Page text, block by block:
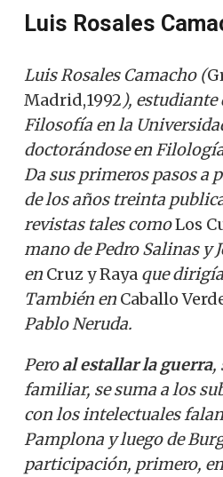
Luis Rosales
Luis Rosales Camacho (
Madrid,1992), estudiante
Filosofía en la
doctorándose en
Da sus primeros pasos a
de los años treinta
revistas tales comoLos
mano de Pedro Salinas y
en Cruz y Raya que
También en Caballo
Pablo Neruda.
Peroal estallar la guerra,
familiar, se suma a los
con los intelectuales
Pamplona y luego de
participación, primero,